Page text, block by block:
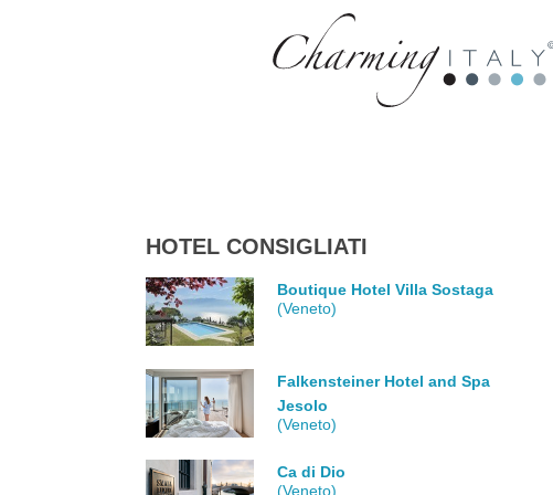
HOTEL CONSIGLIATI
Boutique Hotel Villa Sostaga
(Veneto)
Falkensteiner Hotel and Spa
Jesolo
(Veneto)
Ca di Dio
(Veneto)